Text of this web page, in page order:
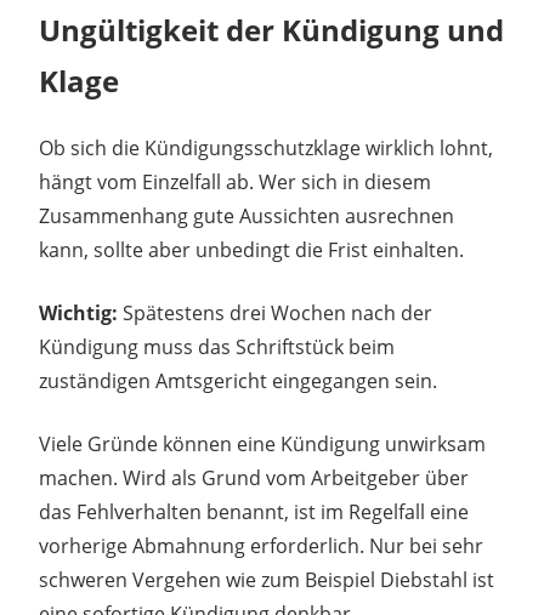
Ungültigkeit der Kündigung und
Klage
Ob sich die Kündigungsschutzklage wirklich lohnt,
hängt vom Einzelfall ab. Wer sich in diesem
Zusammenhang gute Aussichten ausrechnen
kann, sollte aber unbedingt die Frist einhalten.
Wichtig: Spätestens drei Wochen nach der
Kündigung muss das Schriftstück beim
zuständigen Amtsgericht eingegangen sein.
Viele Gründe können eine Kündigung unwirksam
machen. Wird als Grund vom Arbeitgeber über
das Fehlverhalten benannt, ist im Regelfall eine
vorherige Abmahnung erforderlich. Nur bei sehr
schweren Vergehen wie zum Beispiel Diebstahl ist